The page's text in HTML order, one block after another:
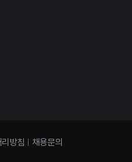
방침 채용문의